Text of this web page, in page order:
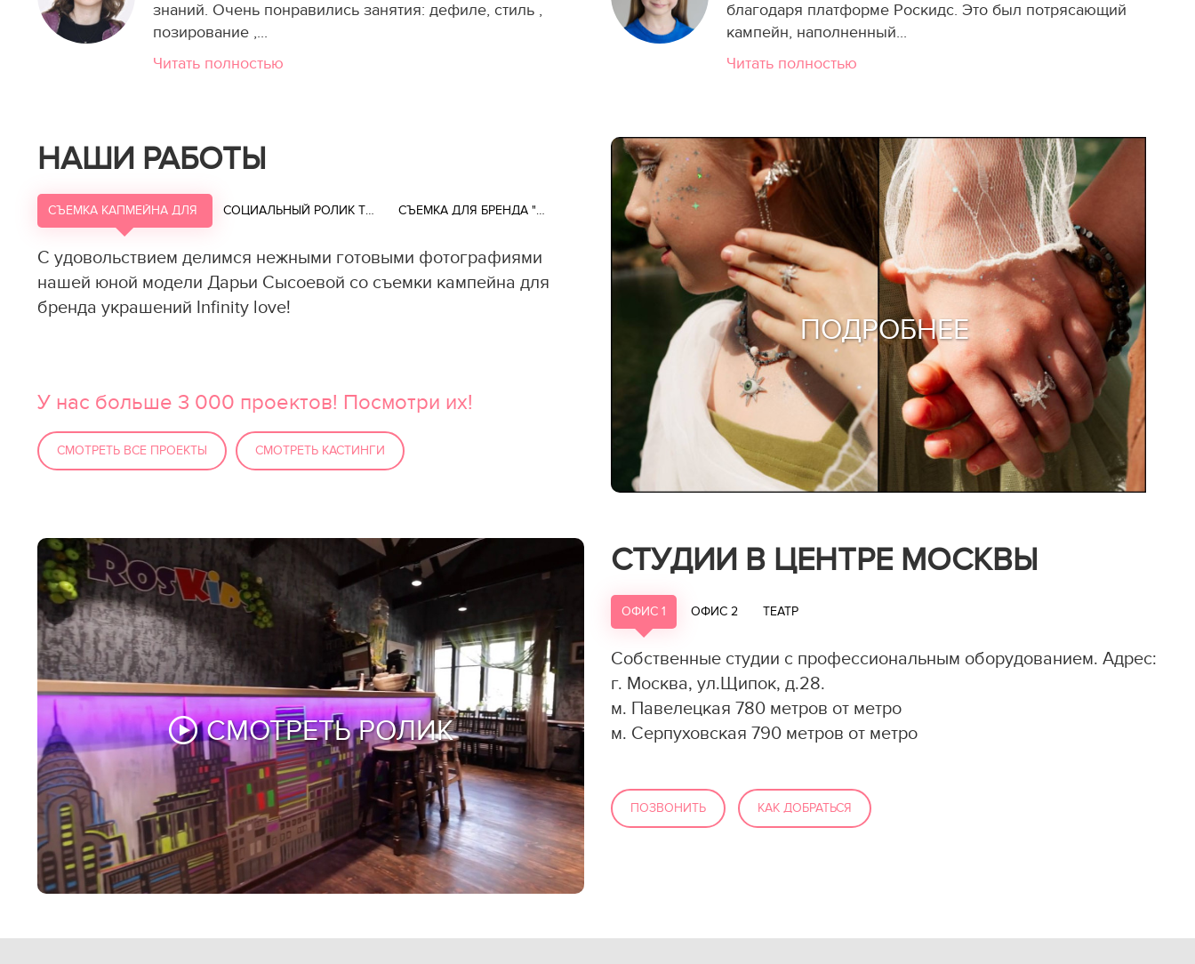
знаний. Очень понравились занятия: дефиле, стиль ,
позирование ,...
Читать полностью
благодаря платформе Роскидс. Это был потрясающий
кампейн, наполненный...
Читать полностью
НАШИ РАБОТЫ
СЪЕМКА КАПМЕЙНА ДЛЯ БРЕНДА УКРАШЕНИЙ INFINITY LOVE
СОЦИАЛЬНЫЙ РОЛИК ТЕЛЕКАНАЛА 360 СЪЕМКА ДЛЯ БРЕНДА "KAPIKA"
С удовольствием делимся нежными готовыми фотографиями
нашей юной модели Дарьи Сысоевой со съемки кампейна для
бренда украшений Infinity love!
У нас больше 3 000 проектов! Посмотри их!
СМОТРЕТЬ ВСЕ ПРОЕКТЫ СМОТРЕТЬ КАСТИНГИ
ПОДРОБНЕЕ
СМОТРЕТЬ РОЛИК
СТУДИИ В ЦЕНТРЕ МОСКВЫ
ОФИС 1 ОФИС 2 ТЕАТР
Собственные студии с профессиональным оборудованием. Адрес:
г. Москва, ул.Щипок, д.28.
м. Павелецкая 780 метров от метро
м. Серпуховская 790 метров от метро
ПОЗВОНИТЬ КАК ДОБРАТЬСЯ